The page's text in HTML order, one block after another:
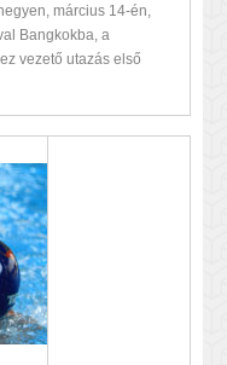
március 14-én,
Bangkokba, a
vezető utazás első